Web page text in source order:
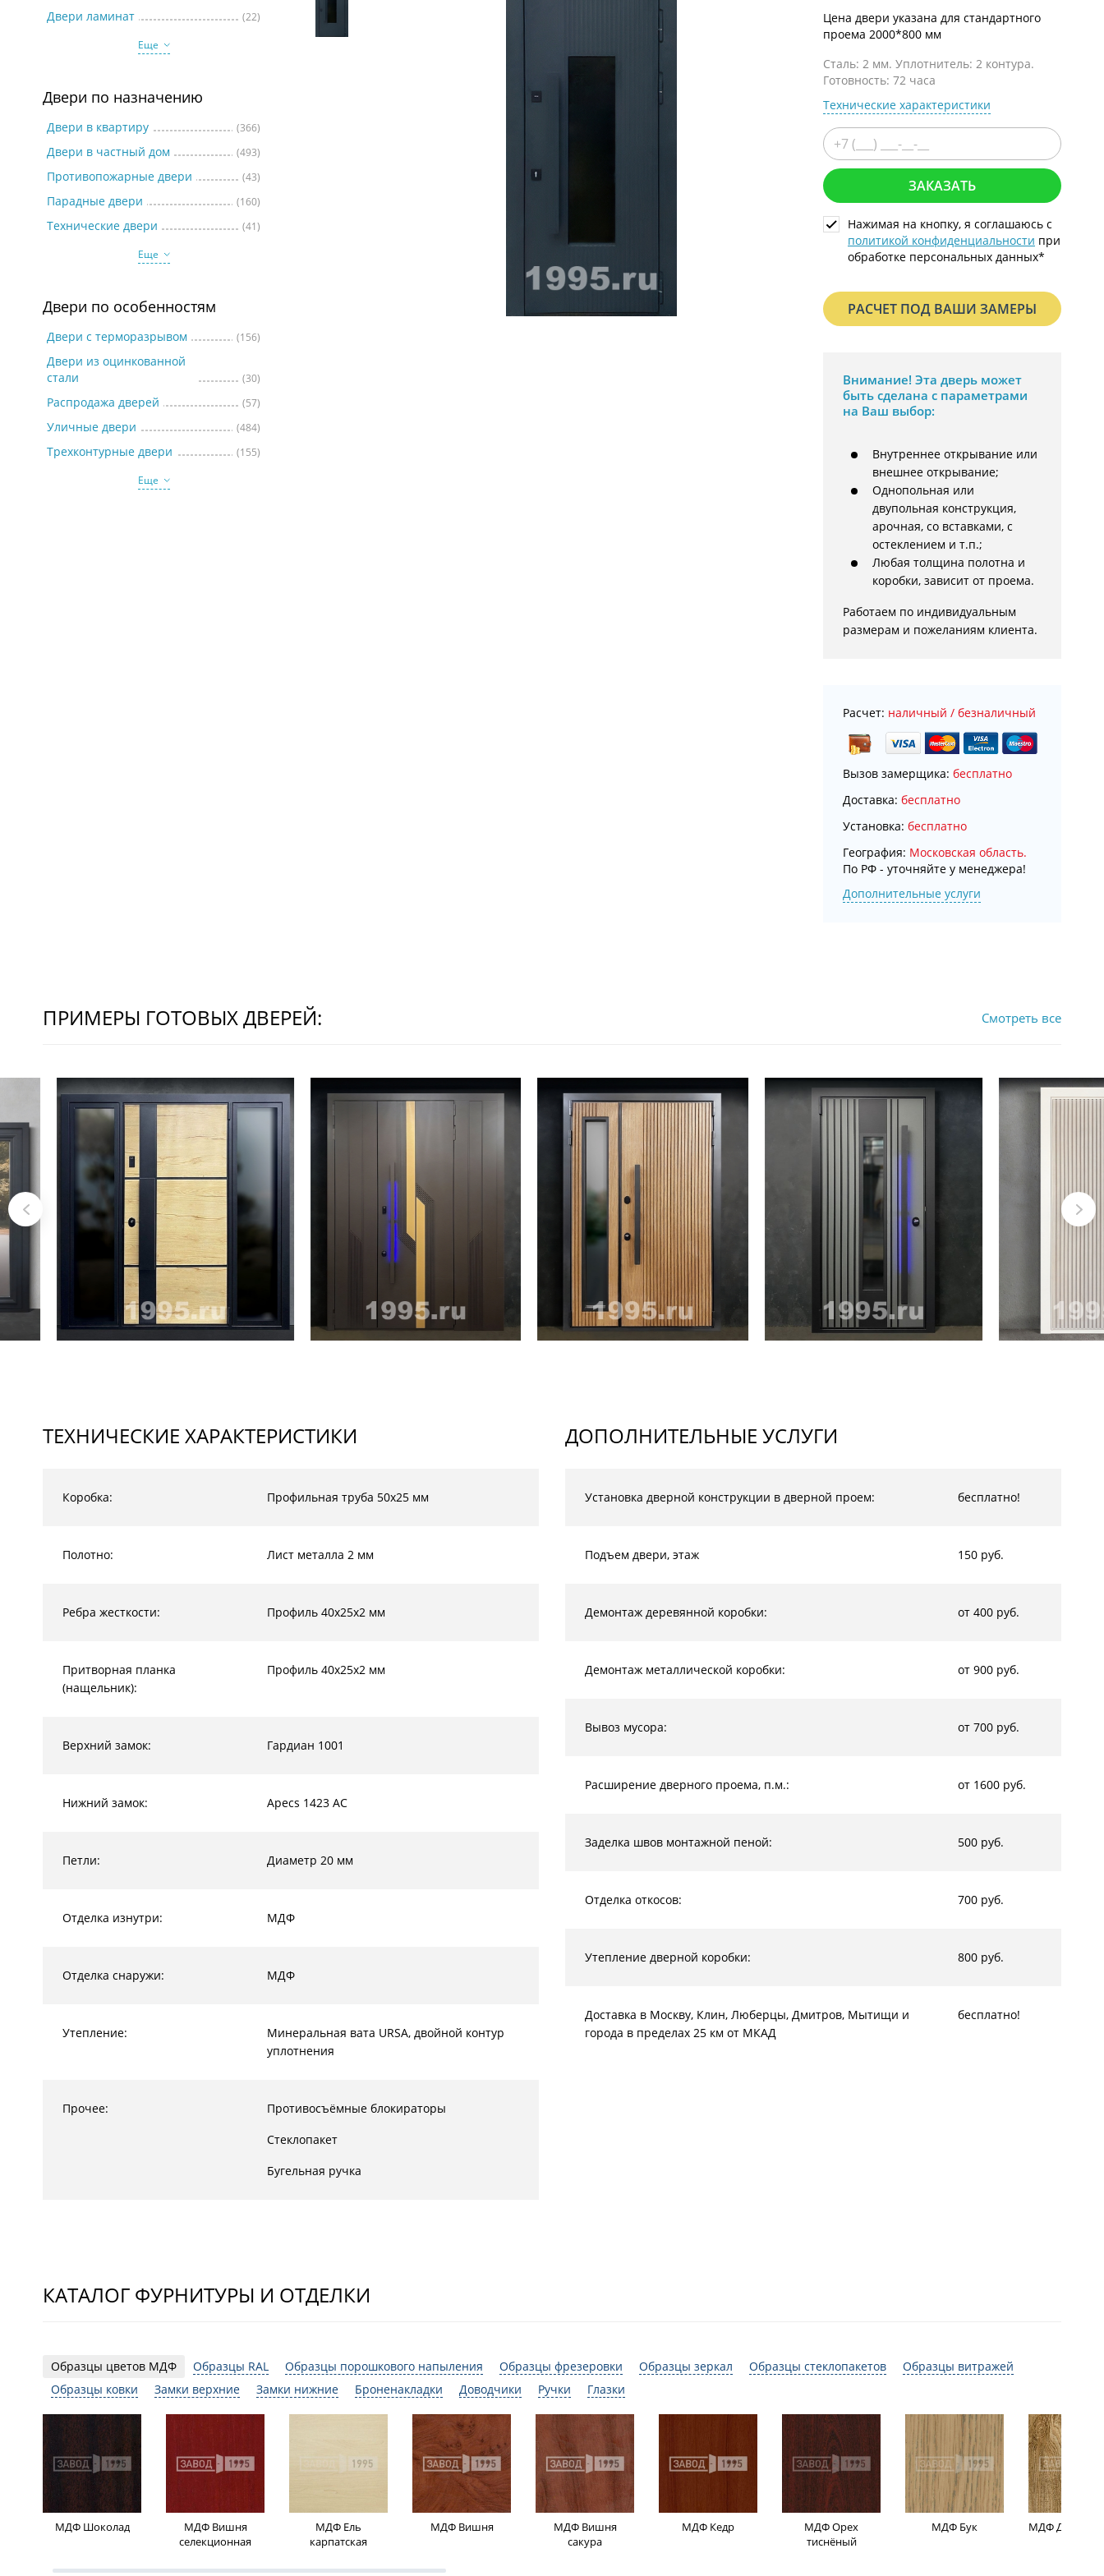
Двери ламинат
(22)
Еще
Двери по назначению
Двери в квартиру (366)
Двери в частный дом (493)
Противопожарные двери (43)
Парадные двери (160)
Технические двери
(41)
Еще
Двери по особенностям
Двери с терморазрывом (156)
Двери из оцинкованной
стали
(30)
Распродажа дверей (57)
Уличные двери (484)
Трехконтурные двери
(155)
Еще
Цена двери указана для стандартного
проема 2000*800 мм
Сталь: 2 мм. Уплотнитель: 2 контура.
Готовность: 72 часа
Технические характеристики
ЗАКАЗАТЬ
Нажимая на кнопку, я соглашаюсь с
политикой конфиденциальности при
обработке персональных данных*
РАСЧЕТ ПОД ВАШИ ЗАМЕРЫ
Внимание! Эта дверь может
быть сделана с параметрами
на Ваш выбор:
Внутреннее открывание или
внешнее открывание;
Однопольная или
двупольная конструкция,
арочная, со вставками, с
остеклением и т.п.;
Любая толщина полотна и
коробки, зависит от проема.
Работаем по индивидуальным
размерам и пожеланиям клиента.
Расчет: наличный / безналичный
Вызов замерщика: бесплатно
Доставка: бесплатно
Установка: бесплатно
География: Московская область.
По РФ - уточняйте у менеджера!
Дополнительные услуги
ПРИМЕРЫ ГОТОВЫХ ДВЕРЕЙ: Смотреть все
ТЕХНИЧЕСКИЕ ХАРАКТЕРИСТИКИ
Коробка: Профильная труба 50х25 мм
Полотно: Лист металла 2 мм
Ребра жесткости: Профиль 40х25х2 мм
Притворная планка
(нащельник):
Профиль 40х25х2 мм
Верхний замок: Гардиан 1001
Нижний замок: Apecs 1423 AC
Петли: Диаметр 20 мм
Отделка изнутри: МДФ
Отделка снаружи: МДФ
Утепление:
Минеральная вата URSA, двойной контур
уплотнения
Прочее:
Противосъёмные блокираторы
Стеклопакет
Бугельная ручка
ДОПОЛНИТЕЛЬНЫЕ УСЛУГИ
Установка дверной конструкции в дверной проем: бесплатно!
Подъем двери, этаж 150 руб.
Демонтаж деревянной коробки: от 400 руб.
Демонтаж металлической коробки: от 900 руб.
Вывоз мусора: от 700 руб.
Расширение дверного проема, п.м.: от 1600 руб.
Заделка швов монтажной пеной: 500 руб.
Отделка откосов: 700 руб.
Утепление дверной коробки: 800 руб.
Доставка в Москву, Клин, Люберцы, Дмитров, Мытищи и
города в пределах 25 км от МКАД
бесплатно!
КАТАЛОГ ФУРНИТУРЫ И ОТДЕЛКИ
Образцы цветов МДФ Образцы RAL Образцы порошкового напыления Образцы фрезеровки Образцы зеркал Образцы стеклопакетов
Образцы витражей
Образцы ковки
Замки верхние Замки нижние Броненакладки Доводчики Ручки Глазки
МДФ Шоколад
МДФ Вишня
селекционная
МДФ Ель
карпатская
МДФ Вишня
МДФ Вишня
сакура
МДФ Кедр
МДФ Орех
тиснёный
МДФ Бук МДФ Дуб